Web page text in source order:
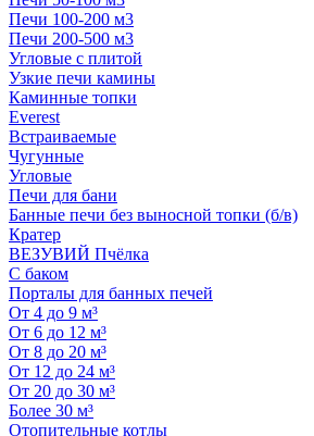
Печи 100-200 м3
Печи 200-500 м3
Угловые с плитой
Узкие печи камины
Каминные топки
Everest
Встраиваемые
Чугунные
Угловые
Печи для бани
Банные печи без выносной топки (б/в)
Кратер
ВЕЗУВИЙ Пчёлка
С баком
Порталы для банных печей
От 4 до 9 м³
От 6 до 12 м³
От 8 до 20 м³
От 12 до 24 м³
От 20 до 30 м³
Более 30 м³
Отопительные котлы